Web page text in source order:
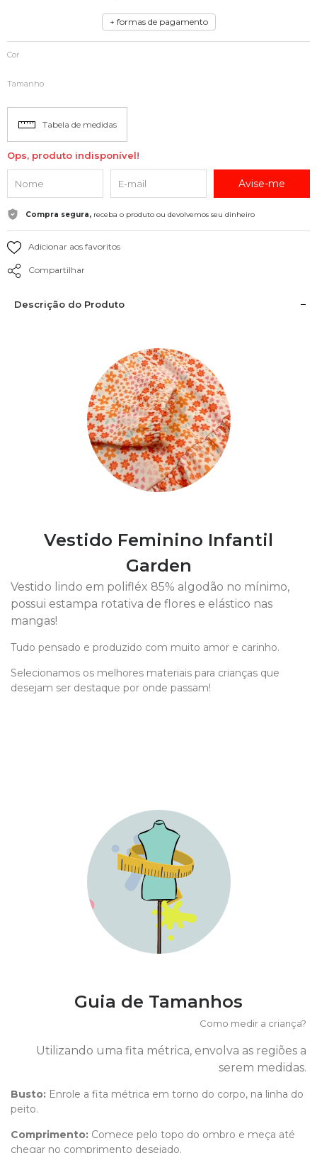
+ formas de pagamento
Cor
Tamanho
Tabela de medidas
Ops, produto indisponível!
Avise-me
Compra segura, receba o produto ou devolvemos seu dinheiro
Adicionar aos favoritos
Compartilhar
Descrição do Produto
Vestido Feminino Infantil
Garden
Vestido lindo em polifléx 85% algodão no mínimo,
possui estampa rotativa de flores e elástico nas
mangas!
Tudo pensado e produzido com muito amor e carinho.
Selecionamos os melhores materiais para crianças que
desejam ser destaque por onde passam!
Guia de Tamanhos
Como medir a criança?
Utilizando uma fita métrica, envolva as regiões a
serem medidas.
Busto: Enrole a fita métrica em torno do corpo, na linha do
peito.
Comprimento: Comece pelo topo do ombro e meça até
chegar no comprimento desejado.